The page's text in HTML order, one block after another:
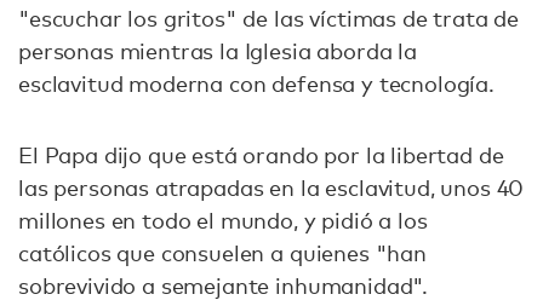
"escuchar los gritos" de las víctimas de trata de
personas mientras la Iglesia aborda la
esclavitud moderna con defensa y tecnología.
El Papa dijo que está orando por la libertad de
las personas atrapadas en la esclavitud, unos 40
millones en todo el mundo, y pidió a los
católicos que consuelen a quienes "han
sobrevivido a semejante inhumanidad".